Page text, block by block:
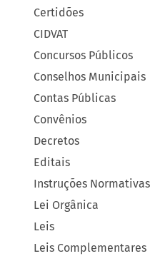
Certidões
CIDVAT
Concursos Públicos
Conselhos Municipais
Contas Públicas
Convênios
Decretos
Editais
Instruções Normativas
Lei Orgânica
Leis
Leis Complementares